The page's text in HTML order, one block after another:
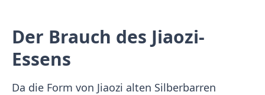
Der Brauch des Jiaozi-
Essens
Da die Form von Jiaozi alten Silberbarren